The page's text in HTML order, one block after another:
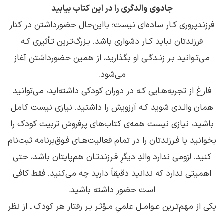
جادوی والدگری را در این کتاب بیابید
فرزندپروری کـار ساده‌ای نیست؛ با‌این‌حال حضور‌داشتن در کنار
فرزندتان نباید کـار دشواری باشد. بـزرگ‌تـرین تـأثیری کـه
می‌تـوانید بـر زنـدگـی او بگذارید، از همین‌ حضور‌‌داشتن آغاز
می‌شود.
فارغ از تجربه‌هـایی کـه در دوران کودکی داشته‌اید، می‌توانید
همان والـدی شوید کـه آرزویش را داشتید. نیازی نیست کامل
باشید، نیازی نیست همه‌ی کتاب‌های پرفروش تربیت کودک را
بخوانید یا فـرزندتان را در تمام فعالیت‌هـای فـوق‌برنامه ثبت‌نام
کنید. لزومی ندارد والدِ دیگرِ فـرزندتـان هم‌پایتان باشد، حتی
اهمیتی ندارد که ندانید دقیقاً دارید چه می‌کنید. فقط کافی
است حضور داشته باشید.
یکی از مهم‌تـرین عـوامـل علمیِ مـؤثـر بـر رفتار هر کودک ـ از نظر